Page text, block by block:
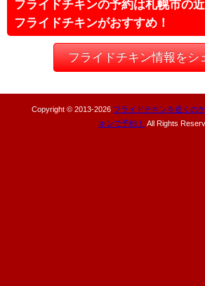
フライドチキンの予約は札幌市の
フライドチキンがおすすめ！
フライドチキン情報をシ
Copyright © 2013-2026 フライドチキンを近くの
キンで予約！
All Rights